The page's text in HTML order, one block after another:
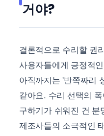
거야?
결론적으로 수리할 권
사용자들에게 긍정적
아직까지는 '반쪽짜리
같아요. 수리 선택의
구하기가 쉬워진 건 분
제조사들의 소극적인